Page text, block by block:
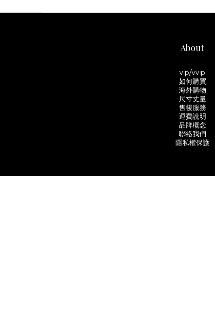
About
vip/vvip
如何購買
海外購物
尺寸丈量
售後服務
運費說明
品牌概念
聯絡我們
隱私權保護